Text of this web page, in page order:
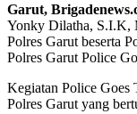
Garut,
Yonky Dilatha, S.I.K,
Polres Garut beserta
Polres Garut Police
Kegiatan Police Goes
Polres Garut yang